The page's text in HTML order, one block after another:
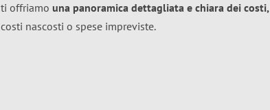
ti offriamo una panoramica dettagliata e chiara dei costi,
costi nascosti o spese impreviste.